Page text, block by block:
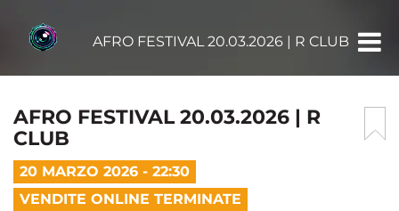
AFRO FESTIVAL 20.03.2026 | R CLUB
AFRO FESTIVAL 20.03.2026 | R
CLUB
20 MARZO 2026 - 22:30
VENDITE ONLINE TERMINATE